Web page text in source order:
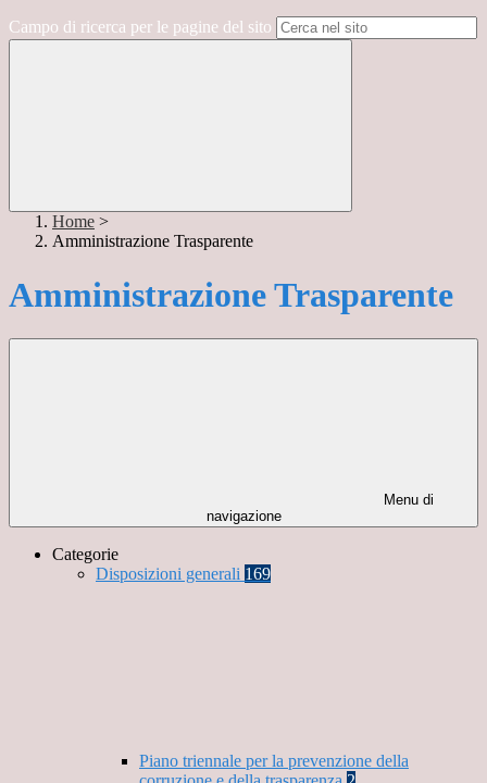
Campo di ricerca per le pagine del sito
Home >
Amministrazione Trasparente
Amministrazione Trasparente
Menu di
navigazione
Categorie
Disposizioni generali 169
Piano triennale per la prevenzione della